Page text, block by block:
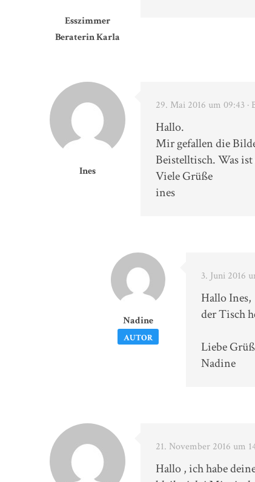
Esszimmer
Beraterin Karla
Ines
29. Mai 2016 um 09:43 ·
Hallo.
Mir gefallen die
Beistelltisch. Was
Viele Grüße
ines
Nadine
AUTOR
3. Juni 2016
Hallo Ines,
der Tisch
Liebe
Nadine
21. November 2016 um
Hallo , ich habe